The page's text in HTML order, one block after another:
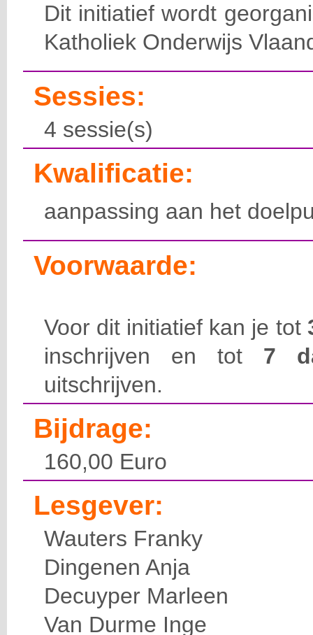
Dit initiatief wordt
Katholiek Onderwijs
Sessies:
4 sessie(s)
Kwalificatie:
aanpassing aan het
Voorwaarde:
Voor dit initiatief kan je tot
inschrijven en tot 7
uitschrijven.
Bijdrage:
160,00 Euro
Lesgever:
Wauters Franky
Dingenen Anja
Decuyper Marleen
Van Durme Inge